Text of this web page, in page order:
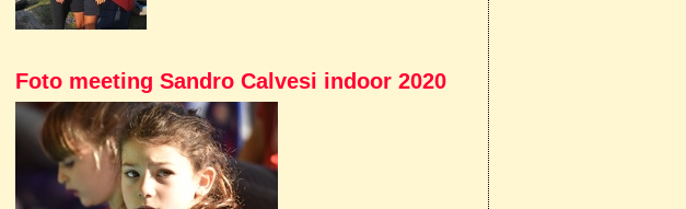
Foto meeting Sandro Calvesi indoor 2020